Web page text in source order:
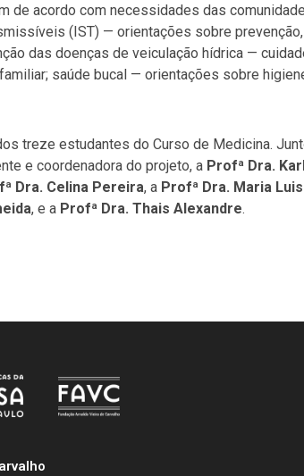
de acordo com necessidades das
(IST) — orientações sobre
das doenças de veiculação hídrica —
saúde bucal — orientações sobre
treze estudantes do Curso de Medicina.
e coordenadora do projeto, a Profª Dra.
Dra. Celina Pereira, a Profª Dra. Maria
, e a Profª Dra. Thais Alexandre.